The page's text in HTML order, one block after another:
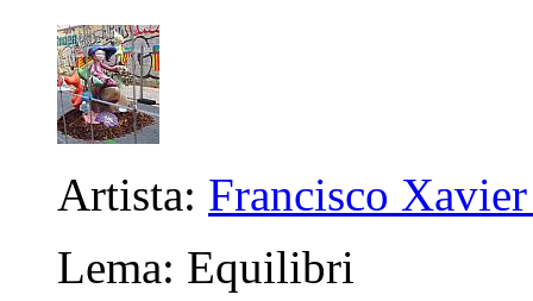
Artista: Francisco
Lema: Equilibri